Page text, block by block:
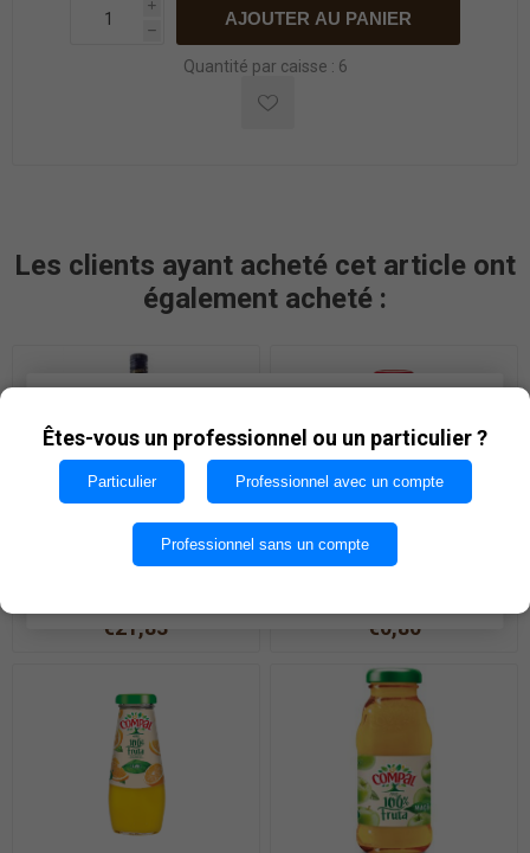
i
h
AJOUTER AU PANIER
Quantité par caisse : 6
Les clients ayant acheté cet article ont
également acheté :
APEROL BITTER 1L
€21,83
COMPAL NECTAR ANANAS
€0,80
utilisant nos services, vous acceptez notre utilisation
des cookies.
OK
Êtes-vous un professionnel ou un particulier ?
Particulier Professionnel avec un compte
Professionnel sans un compte